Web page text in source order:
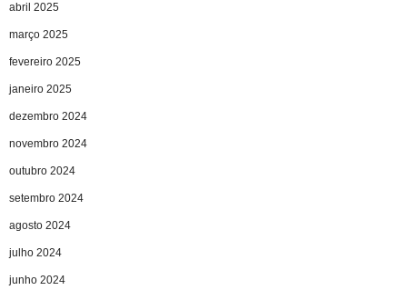
abril 2025
março 2025
fevereiro 2025
janeiro 2025
dezembro 2024
novembro 2024
outubro 2024
setembro 2024
agosto 2024
julho 2024
junho 2024